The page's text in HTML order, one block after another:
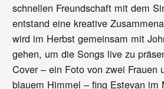
schnellen Freundschaft mit dem
entstand eine kreative
wird im Herbst gemeinsam mit
gehen, um die Songs live zu
Cover – ein Foto von zwei Frauen
blauem Himmel – fing Estevan im